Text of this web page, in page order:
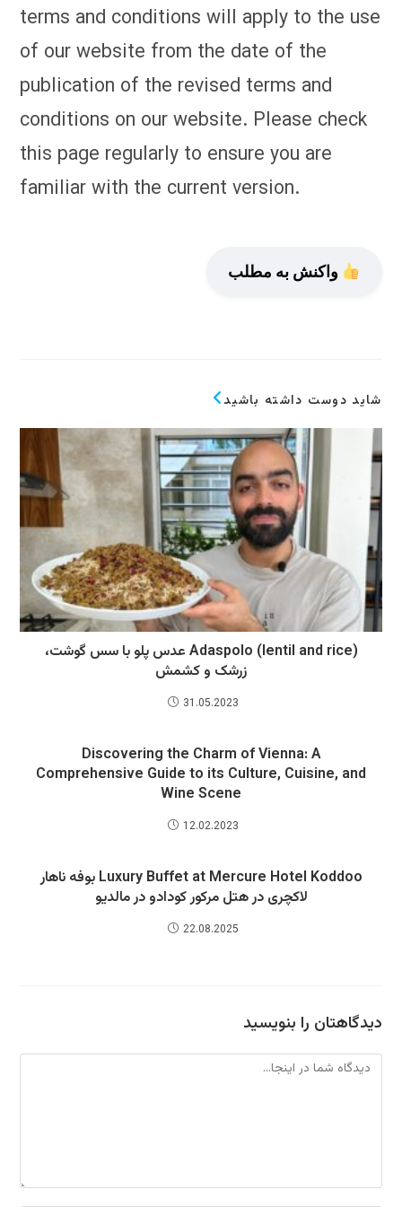
terms and conditions will apply to the use
of our website from the date of the
publication of the revised terms and
conditions on our website. Please check
this page regularly to ensure you are
familiar with the current version.
واکنش به مطلب
شاید دوست داشته باشید
Adaspolo (lentil and rice) عدس پلو با سس گوشت،
زرشک و کشمش
31.05.2023
Discovering the Charm of Vienna: A
Comprehensive Guide to its Culture, Cuisine, and
Wine Scene
12.02.2023
Luxury Buffet at Mercure Hotel Koddoo بوفه ناهار
لاکچری در هتل مرکور کودادو در مالدیو
22.08.2025
دیدگاهتان را بنویسید
دیدگاه